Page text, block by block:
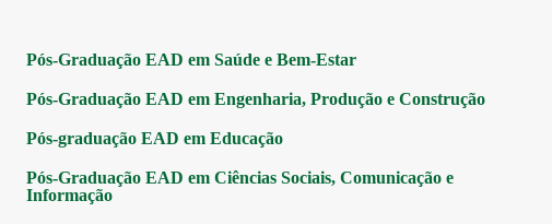
Pós-Graduação EAD em Saúde e Bem-Estar
Pós-Graduação EAD em Engenharia, Produção e Construção
Pós-graduação EAD em Educação
Pós-Graduação EAD em Ciências Sociais, Comunicação e
Informação